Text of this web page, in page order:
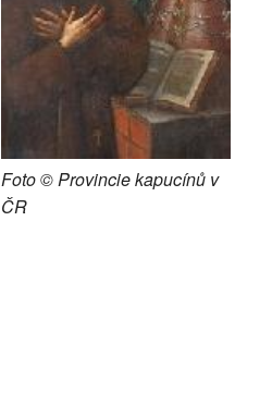
Foto © Provincie kapucínů v
ČR